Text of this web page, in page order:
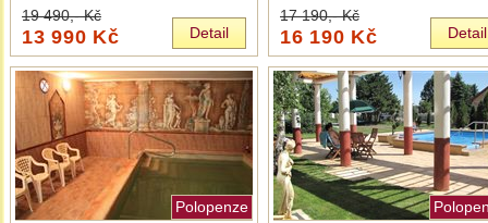
19 490,-Kč
13 990 Kč Detail
17 190,-Kč
16 190 Kč Detail
Polopenze